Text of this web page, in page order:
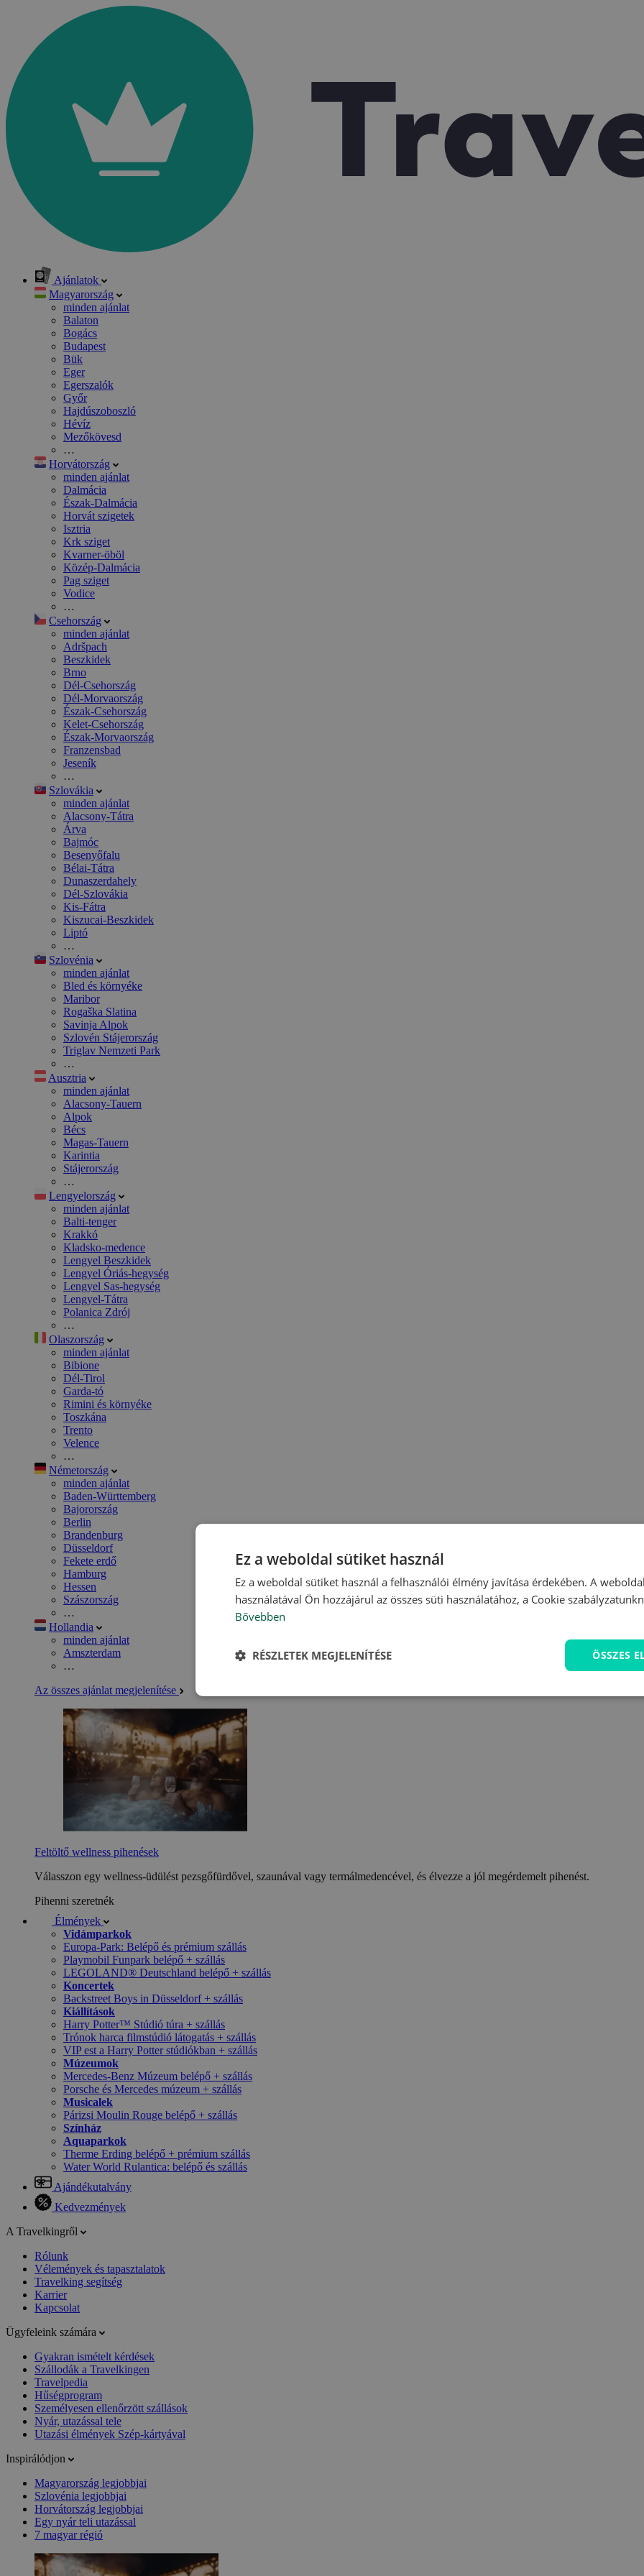
Ajánlatok
Magyarország
minden ajánlat
Balaton
Bogács
Budapest
Bük
Eger
Egerszalók
Győr
Hajdúszoboszló
Hévíz
Mezőkövesd
…
Horvátország
minden ajánlat
Dalmácia
Észak-Dalmácia
Horvát szigetek
Isztria
Krk sziget
Kvarner-öböl
Közép-Dalmácia
Pag sziget
Vodice
…
Csehország
minden ajánlat
Adršpach
Beszkidek
Brno
Dél-Csehország
Dél-Morvaország
Észak-Csehország
Kelet-Csehország
Észak-Morvaország
Franzensbad
Jeseník
…
Szlovákia
minden ajánlat
Alacsony-Tátra
Árva
Bajmóc
Besenyőfalu
Bélai-Tátra
Dunaszerdahely
Dél-Szlovákia
Kis-Fátra
Kiszucai-Beszkidek
Liptó
…
Szlovénia
minden ajánlat
Bled és környéke
Maribor
Rogaška Slatina
Savinja Alpok
Szlovén Stájerország
Triglav Nemzeti Park
…
Ausztria
minden ajánlat
Alacsony-Tauern
Alpok
Bécs
Magas-Tauern
Karintia
Stájerország
…
Lengyelország
minden ajánlat
Balti-tenger
Krakkó
Kladsko-medence
Lengyel Beszkidek
Lengyel Óriás-hegység
Lengyel Sas-hegység
Lengyel-Tátra
Polanica Zdrój
…
Olaszország
minden ajánlat
Bibione
Dél-Tirol
Garda-tó
Rimini és környéke
Toszkána
Trento
Velence
…
Németország
minden ajánlat
Baden-Württemberg
Bajorország
Berlin
Brandenburg
Düsseldorf
Fekete erdő
Hamburg
Hessen
Szászország
…
Hollandia
minden ajánlat
Amszterdam
…
Az összes ajánlat megjelenítése
Feltöltő wellness pihenések
Válasszon egy wellness-üdülést pezsgőfürdővel, szaunával vagy termálmedencével, és élvezze a jól megérdemelt pihenést.
Pihenni szeretnék
Élmények
Vidámparkok
Europa-Park: Belépő és prémium szállás
Playmobil Funpark belépő + szállás
LEGOLAND® Deutschland belépő + szállás
Koncertek
Backstreet Boys in Düsseldorf + szállás
Kiállítások
Harry Potter™ Stúdió túra + szállás
Trónok harca filmstúdió látogatás + szállás
VIP est a Harry Potter stúdiókban + szállás
Múzeumok
Mercedes-Benz Múzeum belépő + szállás
Porsche és Mercedes múzeum + szállás
Musicalek
Párizsi Moulin Rouge belépő + szállás
Színház
Aquaparkok
Therme Erding belépő + prémium szállás
Water World Rulantica: belépő és szállás
Ajándékutalvány
Kedvezmények
A Travelkingről
Rólunk
Vélemények és tapasztalatok
Travelking segítség
Karrier
Kapcsolat
Ügyfeleink számára
Gyakran ismételt kérdések
Szállodák a Travelkingen
Travelpedia
Hűségprogram
Személyesen ellenőrzött szállások
Nyár, utazással tele
Utazási élmények Szép-kártyával
Inspirálódjon
Magyarország legjobbjai
Szlovénia legjobbjai
Horvátország legjobbjai
Egy nyár teli utazással
7 magyar régió
Ez a weboldal sütiket használ
Ez a weboldal sütiket használ a felhasználói élmény javítása érdekében. A
használatával Ön hozzájárul az összes süti használatához, a Cookie
Bővebben
ÖSSZES
RÉSZLETEK MEGJELENÍTÉSE